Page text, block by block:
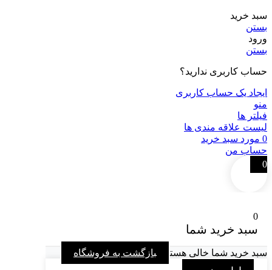
سبد خرید
بستن
ورود
بستن
حساب کاربری ندارید؟
ایجاد یک حساب کاربری
منو
فیلتر ها
لیست علاقه مندی ها
0 مورد سبد خرید
حساب من
0
0
سبد خرید شما
سبد خرید شما خالی هست بازگشت به فروشگاه